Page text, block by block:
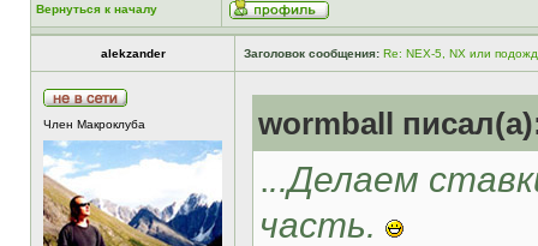
Вернуться к началу
alekzander Заголовок сообщения: Re: NEX-5, NX или
Член Макроклуба wormball
...Делаем
часть.